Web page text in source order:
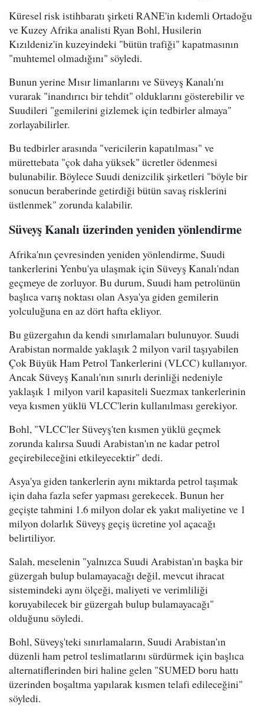
Küresel risk istihbaratı şirketi RANE'in kıdemli Ortadoğu
ve Kuzey Afrika analisti Ryan Bohl, Husilerin
Kızıldeniz'in kuzeyindeki "bütün trafiği" kapatmasının
"muhtemel olmadığını" söyledi.
Bunun yerine Mısır limanlarını ve Süveyş Kanalı'nı
vurarak "inandırıcı bir tehdit" olduklarını gösterebilir ve
Suudileri "gemilerini gizlemek için tedbirler almaya"
zorlayabilirler.
Bu tedbirler arasında "vericilerin kapatılması" ve
mürettebata "çok daha yüksek" ücretler ödenmesi
bulunabilir. Böylece Suudi denizcilik şirketleri "böyle bir
sonucun beraberinde getirdiği bütün savaş risklerini
üstlenmek" zorunda kalabilir.
Süveyş Kanalı üzerinden yeniden yönlendirme
Afrika'nın çevresinden yeniden yönlendirme, Suudi
tankerlerini Yenbu'ya ulaşmak için Süveyş Kanalı'ndan
geçmeye de zorluyor. Bu durum, Suudi ham petrolünün
başlıca varış noktası olan Asya'ya giden gemilerin
yolculuğuna en az dört hafta ekliyor.
Bu güzergahın da kendi sınırlamaları bulunuyor. Suudi
Arabistan normalde yaklaşık 2 milyon varil taşıyabilen
Çok Büyük Ham Petrol Tankerlerini (VLCC) kullanıyor.
Ancak Süveyş Kanalı'nın sınırlı derinliği nedeniyle
yaklaşık 1 milyon varil kapasiteli Suezmax tankerlerinin
veya kısmen yüklü VLCC'lerin kullanılması gerekiyor.
Bohl, "VLCC'ler Süveyş'ten kısmen yüklü geçmek
zorunda kalırsa Suudi Arabistan'ın ne kadar petrol
geçirebileceğini etkileyecektir" dedi.
Asya'ya giden tankerlerin aynı miktarda petrol taşımak
için daha fazla sefer yapması gerekecek. Bunun her
geçişte tahmini 1.6 milyon dolar ek yakıt maliyetine ve 1
milyon dolarlık Süveyş geçiş ücretine yol açacağı
belirtiliyor.
Salah, meselenin "yalnızca Suudi Arabistan'ın başka bir
güzergah bulup bulamayacağı değil, mevcut ihracat
sistemindeki aynı ölçeği, maliyeti ve verimliliği
koruyabilecek bir güzergah bulup bulamayacağı"
olduğunu söyledi.
Bohl, Süveyş'teki sınırlamaların, Suudi Arabistan'ın
düzenli ham petrol teslimatlarını sürdürmek için başlıca
alternatiflerinden biri haline gelen "SUMED boru hattı
üzerinden boşaltma yapılarak kısmen telafi edileceğini"
söyledi.